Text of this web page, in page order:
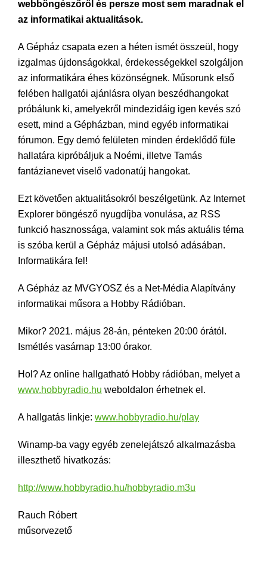
webböngészőről és persze most sem maradnak el
az informatikai aktualitások.
A Gépház csapata ezen a héten ismét összeül, hogy
izgalmas újdonságokkal, érdekességekkel szolgáljon
az informatikára éhes közönségnek. Műsorunk első
felében hallgatói ajánlásra olyan beszédhangokat
próbálunk ki, amelyekről mindezidáig igen kevés szó
esett, mind a Gépházban, mind egyéb informatikai
fórumon. Egy demó felületen minden érdeklődő füle
hallatára kipróbáljuk a Noémi, illetve Tamás
fantázianevet viselő vadonatúj hangokat.
Ezt követően aktualitásokról beszélgetünk. Az Internet
Explorer böngésző nyugdíjba vonulása, az RSS
funkció hasznossága, valamint sok más aktuális téma
is szóba kerül a Gépház májusi utolsó adásában.
Informatikára fel!
A Gépház az MVGYOSZ és a Net-Média Alapítvány
informatikai műsora a Hobby Rádióban.
Mikor? 2021. május 28-án, pénteken 20:00 órától.
Ismétlés vasárnap 13:00 órakor.
Hol? Az online hallgatható Hobby rádióban, melyet a
www.hobbyradio.hu weboldalon érhetnek el.
A hallgatás linkje: www.hobbyradio.hu/play
Winamp-ba vagy egyéb zenelejátszó alkalmazásba
illeszthető hivatkozás:
http://www.hobbyradio.hu/hobbyradio.m3u
Rauch Róbert
műsorvezető